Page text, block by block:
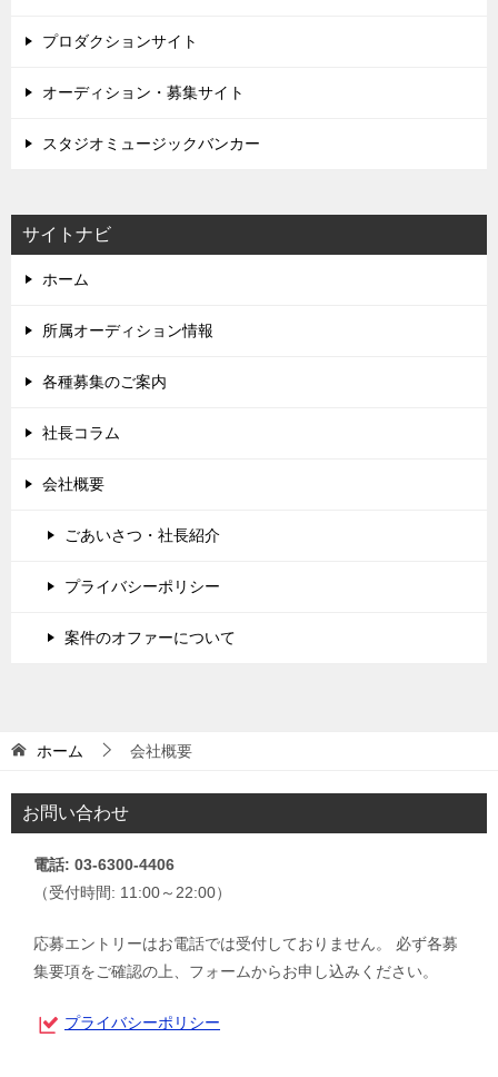
プロダクションサイト
オーディション・募集サイト
スタジオミュージックバンカー
サイトナビ
ホーム
所属オーディション情報
各種募集のご案内
社長コラム
会社概要
ごあいさつ・社長紹介
プライバシーポリシー
案件のオファーについて
ホーム 会社概要
お問い合わせ
電話: 03-6300-4406
（受付時間: 11:00～22:00）
応募エントリーはお電話では受付しておりません。 必ず各募
集要項をご確認の上、フォームからお申し込みください。
プライバシーポリシー